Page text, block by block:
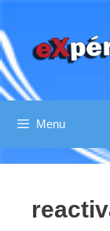
au
contenu
Menu